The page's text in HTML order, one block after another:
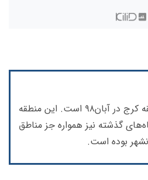
منطقه ۶، پرتقاضاترین منطقه کرج در آبان۹۸ است. این منطقه
گذشته نیز همواره جز مناطق
بوده است.